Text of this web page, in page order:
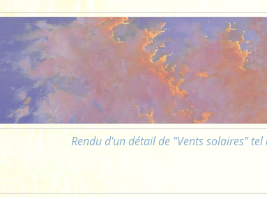
Rendu d'un détail de "Vents solaires"